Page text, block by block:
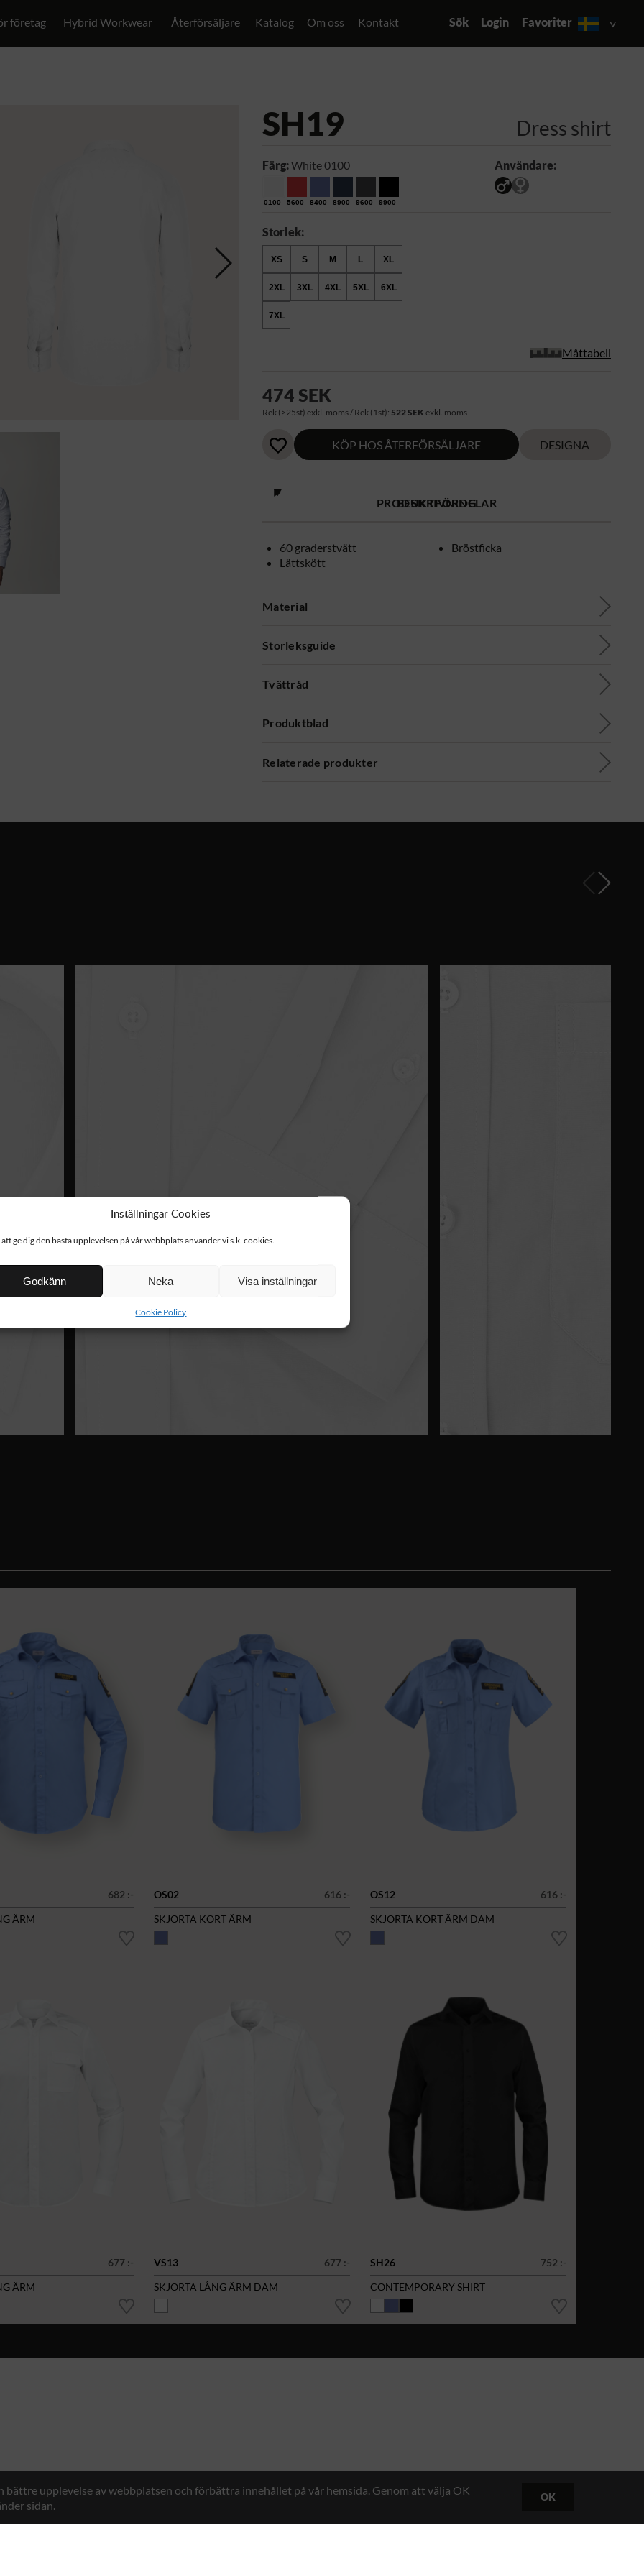
Inställningar Cookies
ge dig den bästa upplevelsen på vår webbplats använder vi s.k. cookies.
Godkänn Neka Visa inställningar
Cookie Policy
företag Hybrid Workwear Återförsäljare Katalog Om oss Kontakt Sök Login Favoriter
SH19 Dress shirt
Färg:White 0100
0100 5600 8400 8900 9600 9900
Användare:
Storlek:
XS S M L XL
2XL 3XL 4XL 5XL 6XL
7XL
Måttabell
474 SEK
Rek (>25st) exkl. moms / Rek (1st): 522 SEK exkl. moms
KÖP HOS ÅTERFÖRSÄLJARE DESIGNA
PRODUKTFÖRDELAR
60 graderstvätt
Lättskött
Bröstficka
BESKRIVNING
Material
Storleksguide
Tvättråd
Produktblad
Relaterade produkter
682 :-
ÄRM
OS02
616 :-
SKJORTA KORT ÄRM
OS12
616 :-
SKJORTA KORT ÄRM DAM
677 :-
ÄRM
VS13
677 :-
SKJORTA LÅNG ÄRM DAM
SH26
752 :-
CONTEMPORARY SHIRT
upplevelse av webbplatsen och förbättra innehållet på vår hemsida. Genom att välja OK
sidan.
OK